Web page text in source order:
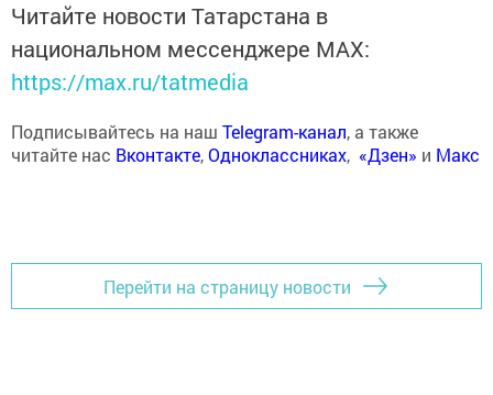
Читайте новости Татарстана в
национальном мессенджере MАХ:
https://max.ru/tatmedia
Подписывайтесь на наш Telegram-канал, а также
читайте нас Вконтакте,Одноклассниках, «Дзен» и Макс
Перейти на страницу новости